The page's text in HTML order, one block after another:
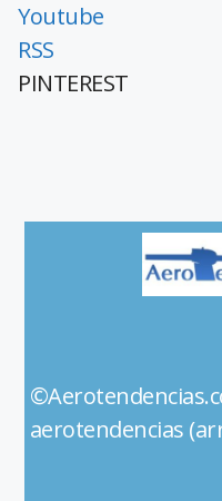
Youtube
RSS
PINTEREST
aerotendencias